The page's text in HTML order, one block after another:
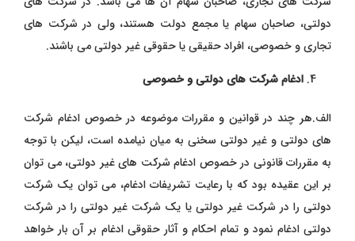
دولتی، صاحبان سهام یا مجمع دولت هستند، ولی در شرکت ‌های
تجاری و خصوصی، افراد حقیقی یا حقوقی غیر دولتی می ‌باشند.
ادغام شرکت ‌های دولتی و خصوصی
الف.هر چند در قوانین و مقررات موضوعه در خصوص ادغام شرکت‌
های دولتی و غیر دولتی سخنی به میان نیامده است، لیکن با توجه
به مقررات قانونی در خصوص ادغام شرکت ‌های غیر دولتی، می ‌توان
بر این عقیده بود که با رعایت تشریفات ادغام، می ‌توان یک شرکت
دولتی را در شرکت غیر دولتی یا یک شرکت غیر دولتی را در شرکت
دولتی ادغام نمود و تمام احکام و آثار حقوقی ادغام بر آن بار خواهد